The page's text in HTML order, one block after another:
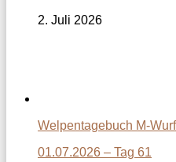
2. Juli 2026
Welpentagebuch M-Wurf
01.07.2026 – Tag 61